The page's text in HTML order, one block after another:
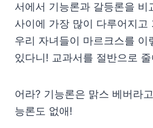
서에서 기능론과 갈등론을 비
사이에 가장 많이 다루어지고
우리 자녀들이 마르크스를 이
있다니! 교과서를 절반으로
어라? 기능론은 맑스 베버라
능론도 없애!